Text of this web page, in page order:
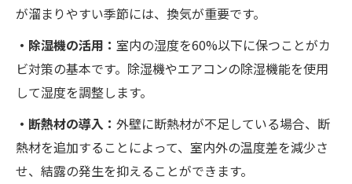
が溜まりやすい季節には、換気が重要です。
・除湿機の活用： 室内の湿度を60%以下に保つことがカ
ビ対策の基本です。除湿機やエアコンの除湿機能を使用
して湿度を調整します。
・断熱材の導入： 外壁に断熱材が不足している場合、断
熱材を追加することによって、室内外の温度差を減少さ
せ、結露の発生を抑えることができます。